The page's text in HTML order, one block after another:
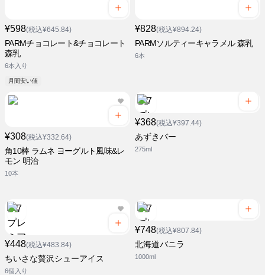
¥598(税込¥645.84)
PARMチョコレート&チョコレート
森乳
6本入り
月間安い値
¥828(税込¥894.24)
PARMソルティーキャラメル 森乳
6本
¥308(税込¥332.64)
角10棒 ラムネ ヨーグルト風味&レ
モン 明治
10本
¥368(税込¥397.44)
あずきバー
275ml
¥448(税込¥483.84)
ちいさな贅沢シューアイス
6個入り
¥748(税込¥807.84)
北海道バニラ
1000ml